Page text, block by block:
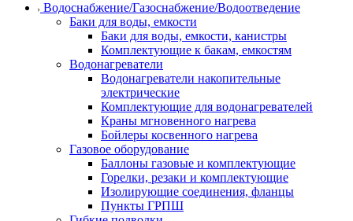
Водоснабжение/Газоснабжение/Водоотведение
Баки для воды, емкости
Баки для воды, емкости, канистры
Комплектующие к бакам, емкостям
Водонагреватели
Водонагреватели накопительные
электрические
Комплектующие для водонагревателей
Краны мгновенного нагрева
Бойлеры косвенного нагрева
Газовое оборудование
Баллоны газовые и комплектующие
Горелки, резаки и комплектующие
Изолирующие соединения, фланцы
Пункты ГРПШ